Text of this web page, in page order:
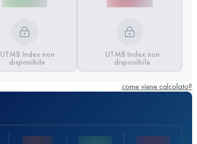
UTMB Index non
disponibile
UTMB Index non
disponibile
come viene calcolato?